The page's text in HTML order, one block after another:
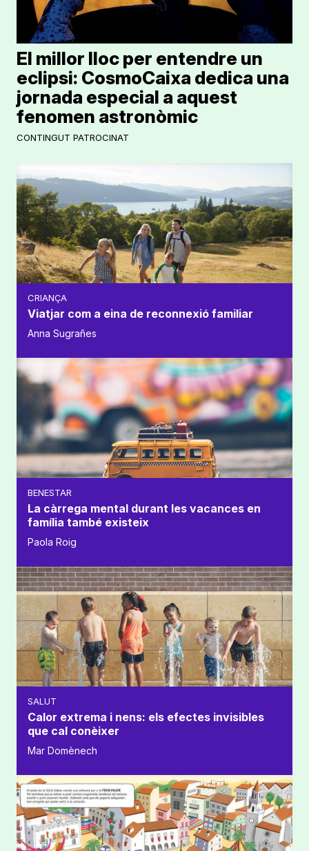
CONTINGUT PATROCINAT
El millor lloc per entendre un
eclipsi: CosmoCaixa dedica una
jornada especial a aquest
fenomen astronòmic
CRIANÇA
Viatjar com a eina de reconnexió familiar
Anna Sugrañes
BENESTAR
La càrrega mental durant les vacances en
família també existeix
Paola Roig
SALUT
Calor extrema i nens: els efectes invisibles
que cal conèixer
Mar Domènech